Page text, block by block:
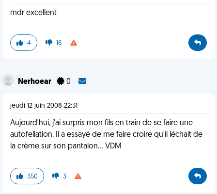
mdr excellent
4 16
Nerhoear 0
jeudi 12 juin 2008 22:31
Aujourd'hui, j'ai surpris mon fils en train de se faire une
autofellation. Il a essayé de me faire croire qu'il léchait de
la crème sur son pantalon... VDM
350 3